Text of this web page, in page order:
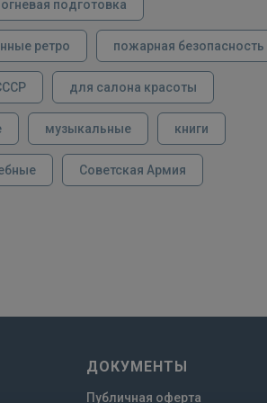
огневая подготовка
ретро пожарная безопасность
для салона красоты
музыкальные книги
Советская Армия
ДОКУМЕНТЫ
Публичная оферта